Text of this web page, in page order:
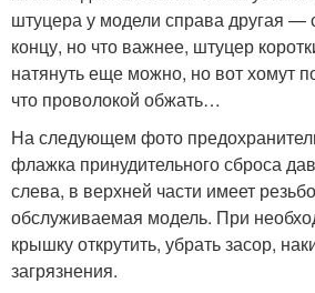
штуцера у модели справа другая —
концу, но что важнее, штуцер
натянуть еще можно, но вот хомут
что проволокой обжать…
На следующем фото
флажка принудительного сброса
слева, в верхней части имеет
обслуживаемая модель. При
крышку открутить, убрать засор,
загрязнения.